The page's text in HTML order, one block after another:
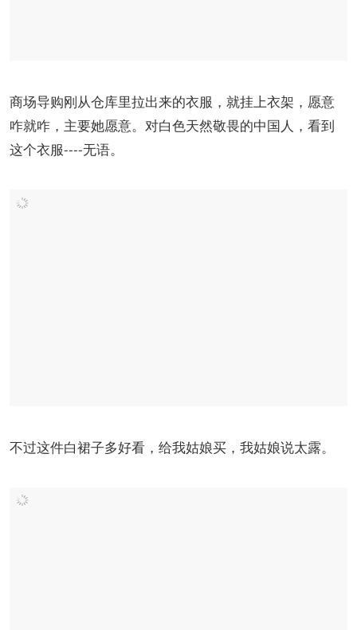
商场导购刚从仓库里拉出来的衣服，就挂上衣架，愿意
咋就咋，主要她愿意。对白色天然敬畏的中国人，看到
这个衣服----无语。
不过这件白裙子多好看，给我姑娘买，我姑娘说太露。